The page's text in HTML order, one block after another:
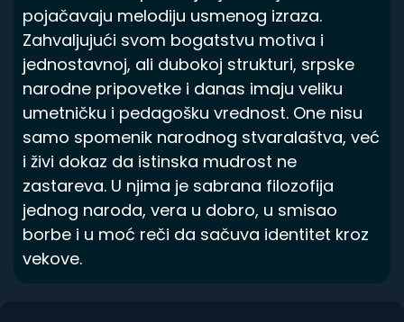
pojačavaju melodiju usmenog izraza.
Zahvaljujući svom bogatstvu motiva i
jednostavnoj, ali dubokoj strukturi, srpske
narodne pripovetke i danas imaju veliku
umetničku i pedagošku vrednost. One nisu
samo spomenik narodnog stvaralaštva, već
i živi dokaz da istinska mudrost ne
zastareva. U njima je sabrana filozofija
jednog naroda, vera u dobro, u smisao
borbe i u moć reči da sačuva identitet kroz
vekove.